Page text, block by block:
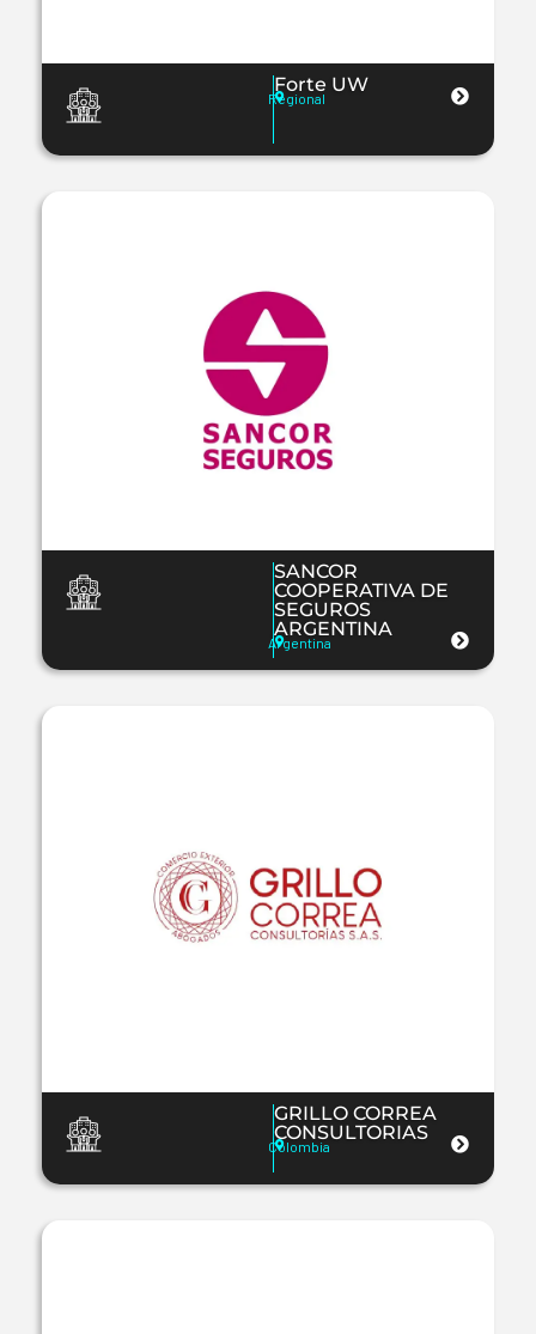
Forte UW
Regional
SANCOR
COOPERATIVA DE
SEGUROS
ARGENTINA
Argentina
GRILLO CORREA
CONSULTORIAS
Colombia